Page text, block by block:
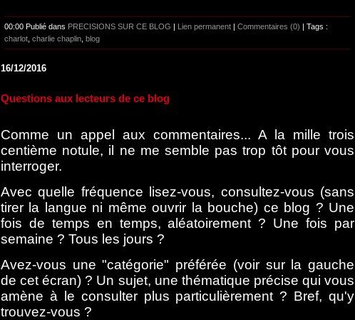
00:00 Publié dans PRECISIONS SUR CE BLOG | Lien permanent | Commentaires (0) | Tags :
charlot charlie chaplin blog
16/12/2016
Questions aux lecteurs de ce blog
Comme un appel aux commentaires... A la mille trois
centième notule, il ne me semble pas trop tôt pour vous
interroger.
Avec quelle fréquence lisez-vous, consultez-vous (sans
tirer la langue ni même ouvrir la bouche) ce blog ? Une
fois de temps en temps, aléatoirement ? Une fois par
semaine ? Tous les jours ?
Avez-vous une "catégorie" préférée (voir sur la gauche
de cet écran) ? Un sujet, une thématique précise qui vous
amène à le consulter plus particulièrement ? Bref, qu'y
trouvez-vous ?